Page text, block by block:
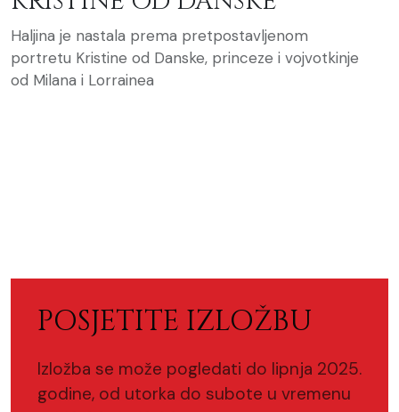
Haljina je nastala prema pretpostavljenom
portretu Kristine od Danske, princeze i vojvotkinje
od Milana i Lorrainea
POSJETITE IZLOŽBU
Izložba se može pogledati do lipnja 2025.
godine, od utorka do subote u vremenu